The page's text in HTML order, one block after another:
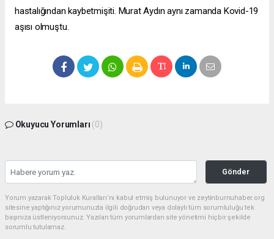
hastalığından kaybetmişiti. Murat Aydın aynı zamanda Kovid-19
aşısı olmuştu.
Okuyucu Yorumları (0)
Gönder
Yorum yazarak Topluluk Kuralları’nı kabul etmiş bulunuyor ve zeytinburnuhaber.org
sitesine yaptığınız yorumunuzla ilgili doğrudan veya dolaylı tüm sorumluluğu tek
başınıza üstleniyorsunuz. Yazılan tüm yorumlardan site yönetimi hiçbir şekilde
sorumlu tutulamaz.